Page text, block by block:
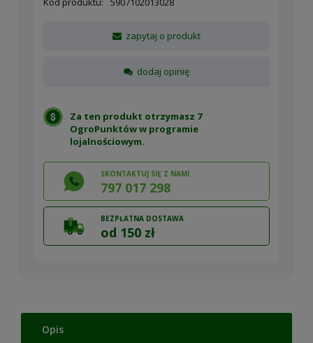
zapytaj o produkt
dodaj opinię
Za ten produkt otrzymasz 7
OgroPunktów w programie
lojalnościowym.
SKONTAKTUJ SIĘ Z NAMI
797 017 298
BEZPŁATNA DOSTAWA
od 150 zł
Opis